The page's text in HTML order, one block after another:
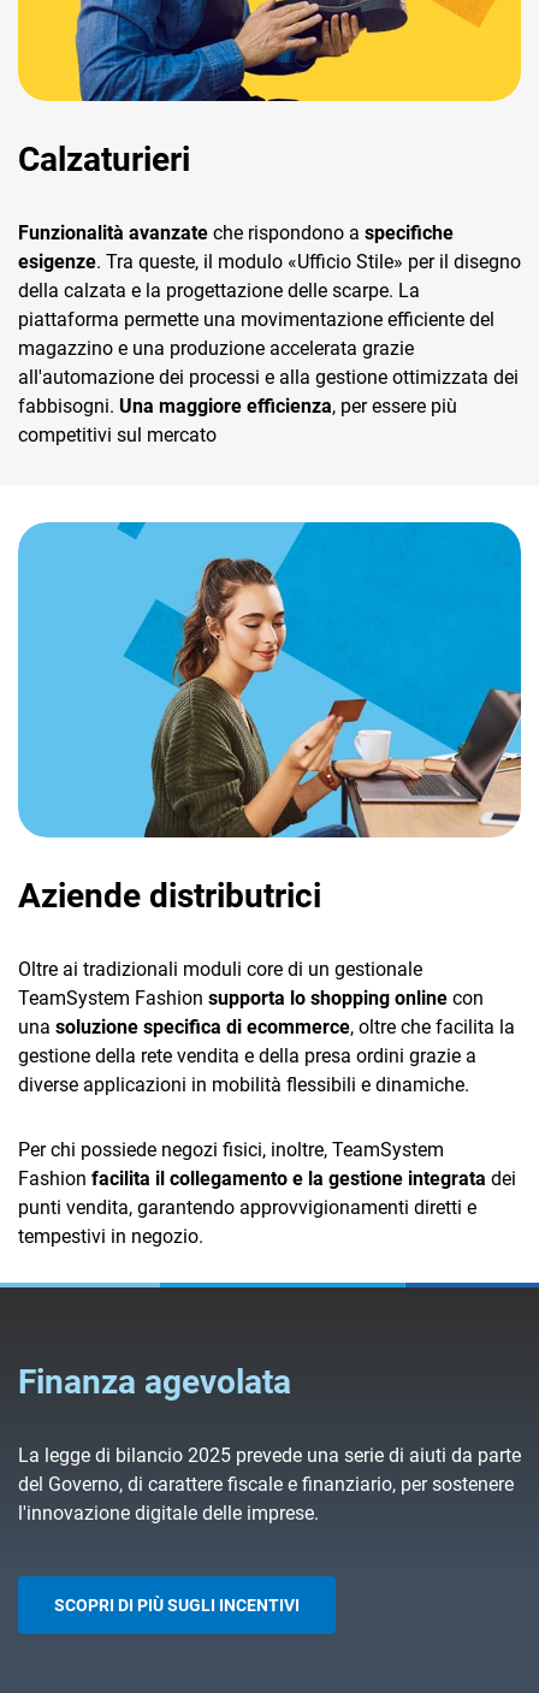
Calzaturieri
Funzionalità avanzate che rispondono a specifiche
esigenze. Tra queste, il modulo «Ufficio Stile» per il disegno
della calzata e la progettazione delle scarpe. La
piattaforma permette una movimentazione efficiente del
magazzino e una produzione accelerata grazie
all'automazione dei processi e alla gestione ottimizzata dei
fabbisogni. Una maggiore efficienza, per essere più
competitivi sul mercato
Aziende distributrici
Oltre ai tradizionali moduli core di un gestionale
TeamSystem Fashion supporta lo shopping online con
una soluzione specifica di ecommerce, oltre che facilita la
gestione della rete vendita e della presa ordini grazie a
diverse applicazioni in mobilità flessibili e dinamiche.
Per chi possiede negozi fisici, inoltre, TeamSystem
Fashion facilita il collegamento e la gestione integrata dei
punti vendita, garantendo approvvigionamenti diretti e
tempestivi in negozio.
Finanza agevolata
La legge di bilancio 2025 prevede una serie di aiuti da parte
del Governo, di carattere fiscale e finanziario, per sostenere
l'innovazione digitale delle imprese.
SCOPRI DI PIÙ SUGLI INCENTIVI